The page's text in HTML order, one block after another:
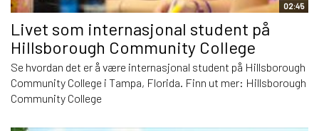
02:45
Livet som internasjonal student på
Hillsborough Community College
Se hvordan det er å være internasjonal student på Hillsborough
Community College i Tampa, Florida. Finn ut mer: Hillsborough
Community College